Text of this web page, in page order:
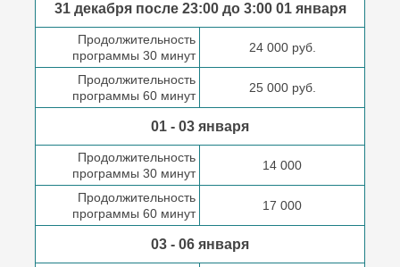
31 декабря после23:00 до 3:0001 января
Продолжительность
программы 30 минут
24 000 руб.
Продолжительность
программы 60 минут
25 000 руб.
01 - 03 января
Продолжительность
программы 30 минут
14 000
Продолжительность
программы 60 минут
17 000
03 - 06 января